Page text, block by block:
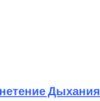
Дыхания